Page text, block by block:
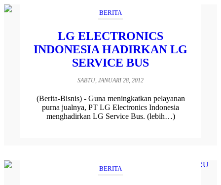
BERITA
LG ELECTRONICS
INDONESIA HADIRKAN LG
SERVICE BUS
SABTU, JANUARI 28, 2012
(Berita-Bisnis) - Guna meningkatkan pelayanan
purna jualnya, PT LG Electronics Indonesia
menghadirkan LG Service Bus. (lebih…)
BERITA